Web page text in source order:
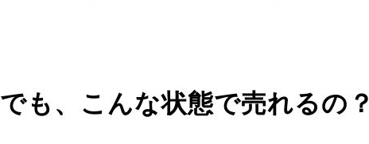
でも、 こんな状態で売れるの？